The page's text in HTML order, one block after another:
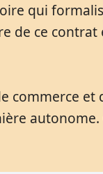
qui
ce
et